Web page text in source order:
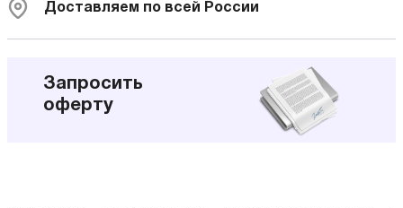
Доставляем по всей России
Запросить
оферту